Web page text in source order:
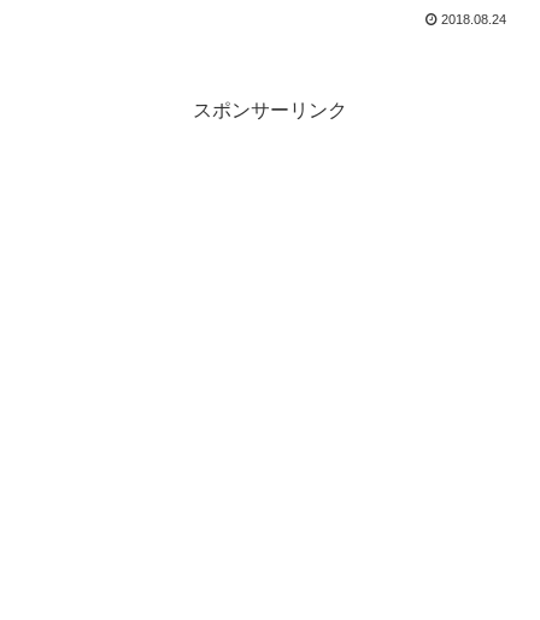
様々な有象無象の海千山千のキャッチコ
2018.08.24
スポンサーリンク